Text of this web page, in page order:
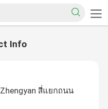
Info
สี่แยกถนน